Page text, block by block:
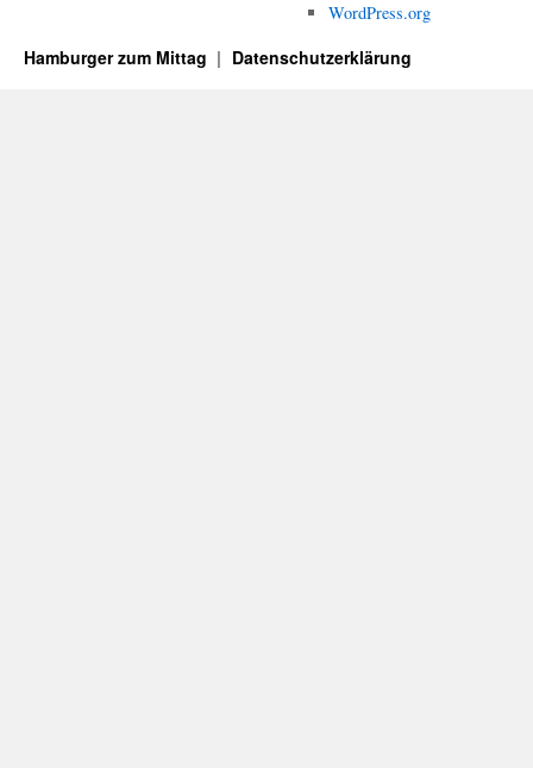
WordPress.org
Hamburger zum Mittag Datenschutzerklärung